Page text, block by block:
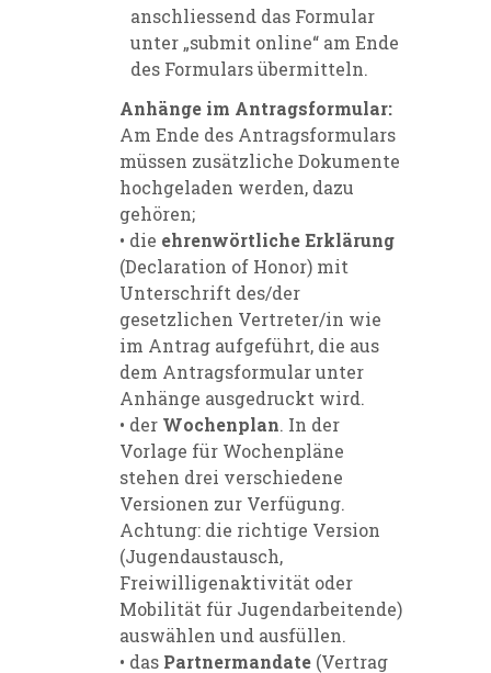
anschliessend das Formular
unter „submit online“ am Ende
des Formulars übermitteln.
Anhänge im Antragsformular:
Am Ende des Antragsformulars
müssen zusätzliche Dokumente
hochgeladen werden, dazu
gehören;
• die ehrenwörtliche Erklärung
(Declaration of Honor) mit
Unterschrift des/der
gesetzlichen Vertreter/in wie
im Antrag aufgeführt, die aus
dem Antragsformular unter
Anhänge ausgedruckt wird.
• der Wochenplan. In der
Vorlage für Wochenpläne
stehen drei verschiedene
Versionen zur Verfügung.
Achtung: die richtige Version
(Jugendaustausch,
Freiwilligenaktivität oder
Mobilität für Jugendarbeitende)
auswählen und ausfüllen.
• das Partnermandate (Vertrag